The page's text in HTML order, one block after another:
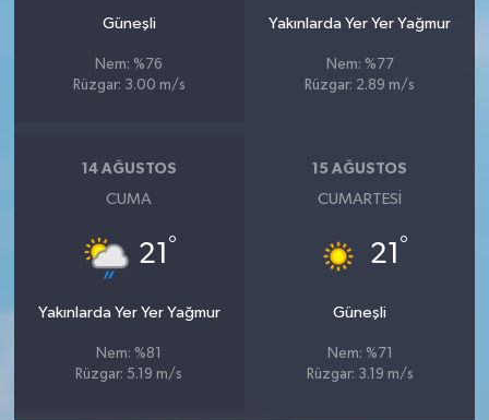
Güneşli
Nem: %76
Rüzgar: 3.00 m/s
Yakınlarda Yer Yer Yağmur
Nem: %77
Rüzgar: 2.89 m/s
14 AĞUSTOS
CUMA
21 °
Yakınlarda Yer Yer Yağmur
Nem: %81
Rüzgar: 5.19 m/s
15 AĞUSTOS
CUMARTESI
21 °
Güneşli
Nem: %71
Rüzgar: 3.19 m/s